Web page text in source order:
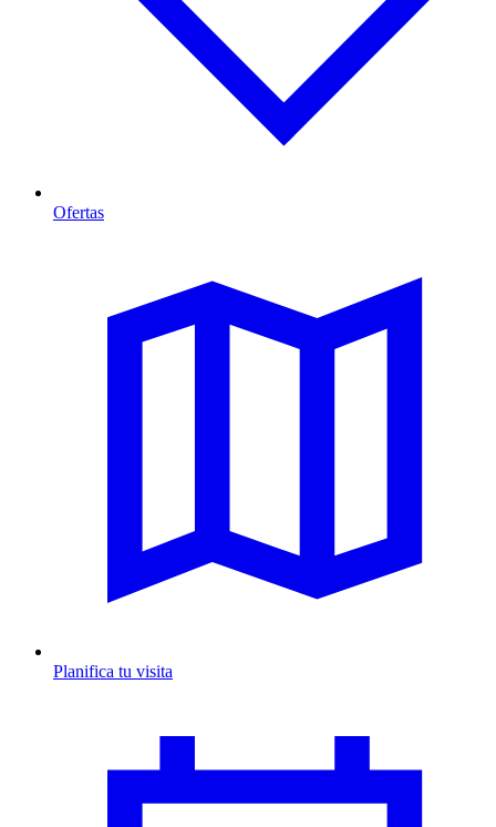
Ofertas
Planifica tu visita